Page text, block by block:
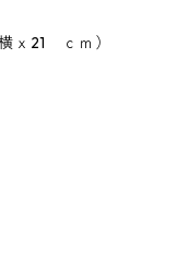
ｘ21 ｃｍ）